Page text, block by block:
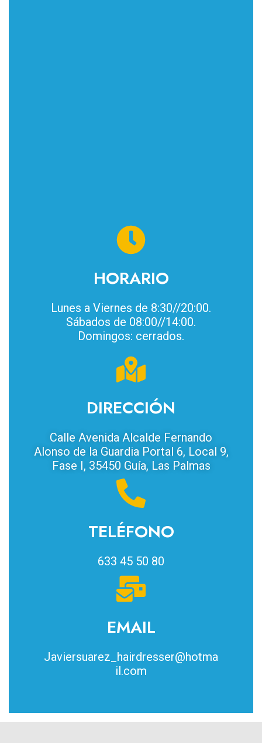
HORARIO
Lunes a Viernes de 8:30//20:00.
Sábados de 08:00//14:00.
Domingos: cerrados.
DIRECCIÓN
Calle Avenida Alcalde Fernando
Alonso de la Guardia Portal 6, Local 9,
Fase I, 35450 Guía, Las Palmas
TELÉFONO
633 45 50 80
EMAIL
Javiersuarez_hairdresser@hotma
il.com